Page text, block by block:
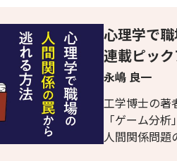
心理学で
連載ピック
永嶋 良一
工学博士の著
「ゲーム分
人間関係問題